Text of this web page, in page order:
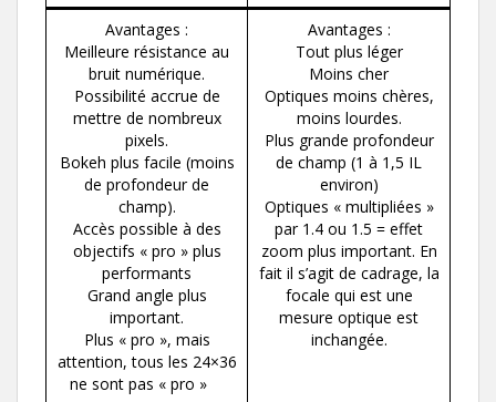
Avantages :
Meilleure résistance au
bruit numérique.
Possibilité accrue de
mettre de nombreux
pixels.
Bokeh plus facile (moins
de profondeur de
champ).
Accès possible à des
objectifs « pro » plus
performants
Grand angle plus
important.
Plus « pro », mais
attention, tous les 24×36
ne sont pas « pro »
Avantages :
Tout plus léger
Moins cher
Optiques moins chères,
moins lourdes.
Plus grande profondeur
de champ (1 à 1,5 IL
environ)
Optiques « multipliées »
par 1.4 ou 1.5 = effet
zoom plus important. En
fait il s’agit de cadrage, la
focale qui est une
mesure optique est
inchangée.